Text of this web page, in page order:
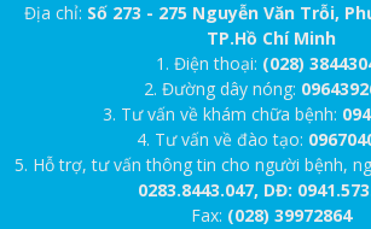
Địa chỉ: Số 273 - 275 Nguyễn Văn Trỗi,
TP.Hồ Chí Minh
1. Điện thoại: (028)
2. Đường dây nóng:
3. Tư vấn về khám chữa bệnh:
4. Tư vấn về đào tạo:
5. Hỗ trợ, tư vấn thông tin cho người bệnh,
0283.8443.047, DĐ:
Fax: (028) 39972864